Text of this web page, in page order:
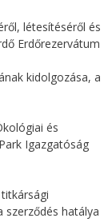
létesítéséről és
Erdőrezervátum
kidolgozása, a
és
Igazgatóság
szerződés hatálya